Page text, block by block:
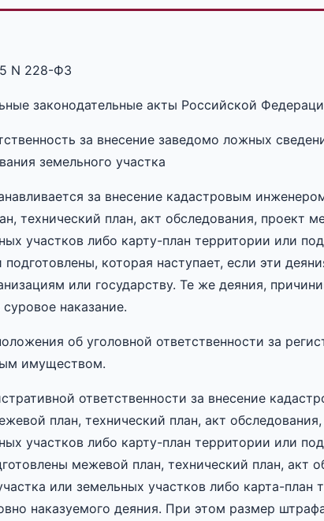
N 228-ФЗ
законодательные акты Российской
за внесение заведомо ложных
земельного участка
за внесение кадастровым
технический план, акт обследования, проект
участков либо карту-план территории или
которая наступает, если эти
или государству. Те же деяния,
наказание.
об уголовной ответственности за
имуществом.
ответственности за внесение
план, технический план, акт
участков либо карту-план территории или
межевой план, технический план, акт
или земельных участков либо карта-план
наказуемого деяния. При этом размер